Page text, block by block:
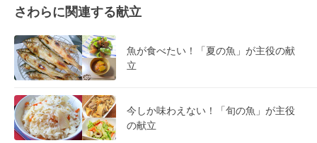
さわらに関連する献立
魚が食べたい！「夏の魚」が主役の献
立
今しか味わえない！「旬の魚」が主役
の献立